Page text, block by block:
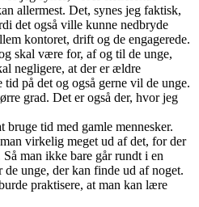
allermest. Det, synes jeg faktisk,
det også ville kunne nedbryde
kontoret, drift og de engagerede.
skal være for, af og til de unge,
negligere, at der er ældre
på det og også gerne vil de unge.
grad. Det er også der, hvor jeg
bruge tid med gamle mennesker.
virkelig meget ud af det, for der
man ikke bare går rundt i en
unge, der kan finde ud af noget.
praktisere, at man kan lære